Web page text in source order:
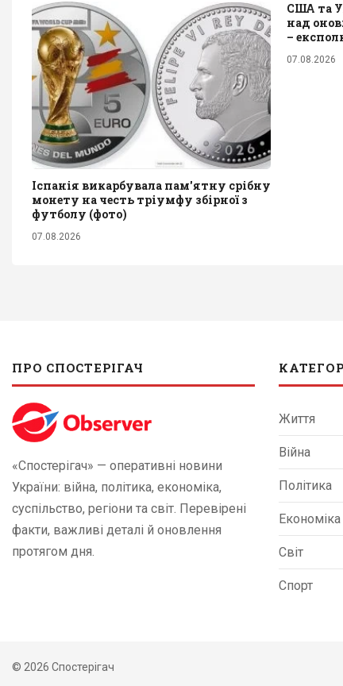
Іспанія викарбувала пам'ятну срібну
монету на честь тріумфу збірної з
футболу (фото)
07.08.2026
США та
над
–
07.08.2026
ПРО СПОСТЕРІГАЧ
«Спостерігач» — оперативні новини
України: війна, політика, економіка,
суспільство, регіони та світ. Перевірені
факти, важливі деталі й оновлення
протягом дня.
Життя
Війна
Політика
Економіка
Світ
Спорт
© 2026 Спостерігач